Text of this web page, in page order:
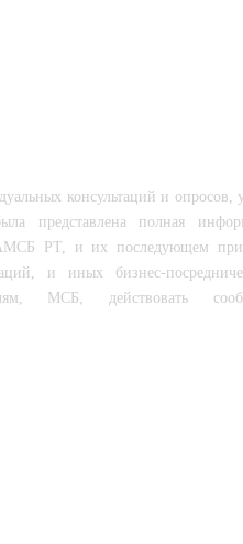
консультаций и опросов,
представлена полная
РТ, и их последующем
и иных бизнес-
МСБ, действовать